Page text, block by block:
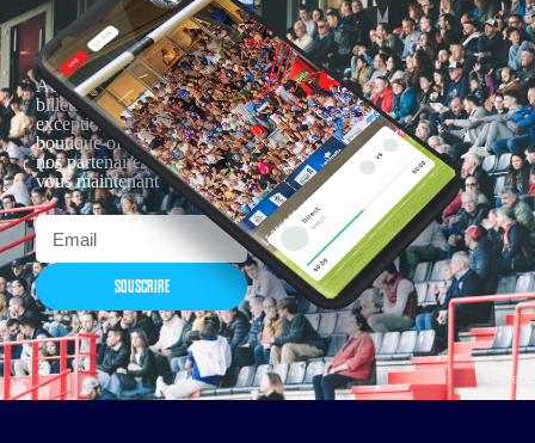
Actualités, nouveautés,
billetterie, remises
exceptionnelles dans la
boutique officielles & chez
nos partenaires… Inscrivez-
vous maintenant
SOUSCRIRE